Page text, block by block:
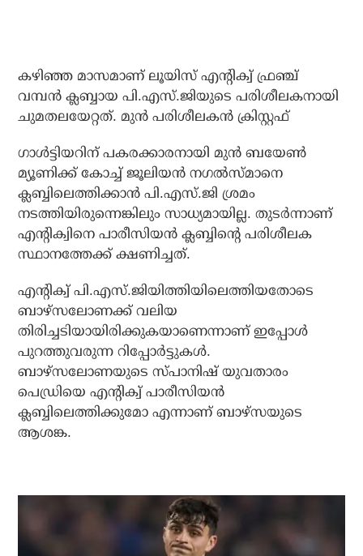
കഴിഞ്ഞ മാസമാണ് ലൂയിസ് എന്റിക്വ് ഫ്രഞ്ച്
വമ്പന്‍ ക്ലബ്ബായ പി.എസ്.ജിയുടെ പരിശീലകനായി
ചുമതലയേറ്റത്. മുന്‍ പരിശീലകന്‍ ക്രിസ്റ്റഫ്
ഗാള്‍ട്ടിയറിന് പകരക്കാരനായി മുന്‍ ബയേണ്‍
മ്യൂണിക്ക് കോച്ച് ജൂലിയന്‍ നഗല്‍സ്മാനെ
ക്ലബ്ബിലെത്തിക്കാന്‍ പി.എസ്.ജി ശ്രമം
നടത്തിയിരുന്നെങ്കിലും സാധ്യമായില്ല. തുടര്‍ന്നാണ്
എന്റിക്വിനെ പാരീസിയന്‍ ക്ലബ്ബിന്റെ പരിശീലക
സ്ഥാനത്തേക്ക് ക്ഷണിച്ചത്.
എന്റിക്വ് പി.എസ്.ജിയിത്തിയിലെത്തിയതോടെ
ബാഴ്‌സലോണക്ക് വലിയ
തിരിച്ചടിയായിരിക്കുകയാണെന്നാണ് ഇപ്പോള്‍
പുറത്തുവരുന്ന റിപ്പോര്‍ട്ടുകള്‍.
ബാഴ്സലോണയുടെ സ്പാനിഷ് യുവതാരം
പെഡ്രിയെ എന്റിക്വ് പാരീസിയന്‍
ക്ലബ്ബിലെത്തിക്കുമോ എന്നാണ് ബാഴ്‌സയുടെ
ആശങ്ക.